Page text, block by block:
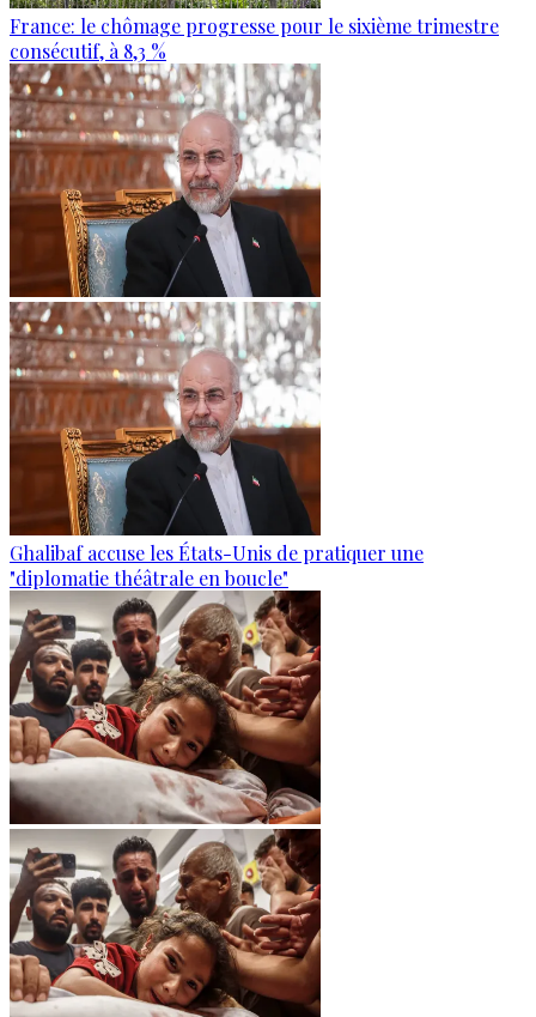
France: le chômage progresse pour le sixième trimestre
consécutif, à 8,3 %
Ghalibaf accuse les États-Unis de pratiquer une
"diplomatie théâtrale en boucle"